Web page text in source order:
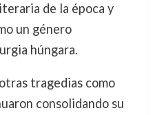
de la época y
un género
húngara.
tragedias como
consolidando su